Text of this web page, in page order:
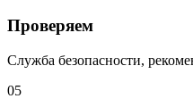
Проверяем
Служба безопасности,
05